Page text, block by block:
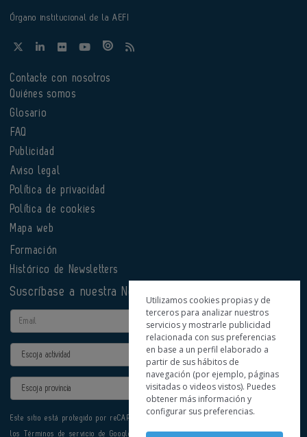
Órgano institucional de la AEFI
Contacte con nosotros
Quiénes somos
Glosario
FAQ
Publicidad
Aviso legal
Política de privacidad
Política de cookies
Mapa web
Formación
Histórico de Newsletters
Suscríbase a nuestra Newsletter
Email
Actividad
Provincia
Este sitio está protegido por reCAPTCHA y se aplican la
los Términos de servicio de Google.
Utilizamos cookies propias y de
terceros para analizar nuestros
servicios y mostrarle publicidad
relacionada con sus preferencias
en base a un perfil elaborado a
partir de sus hábitos de
navegación (por ejemplo, páginas
visitadas o videos vistos). Puedes
obtener más información y
configurar sus preferencias.